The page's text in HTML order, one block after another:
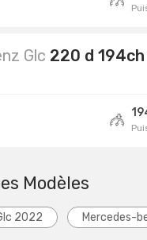
Glc 220 d
Modèles
2022 Mercedes-